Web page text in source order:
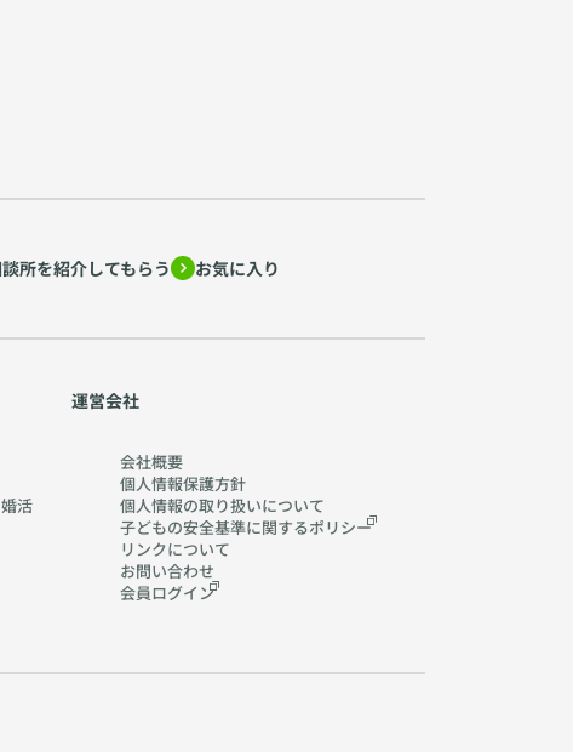
所を紹介してもらう お気に入り
活
運営会社
会社概要
個人情報保護方針
個人情報の取り扱いについて
子どもの安全基準に関するポリシー
リンクについて
お問い合わせ
会員ログイン